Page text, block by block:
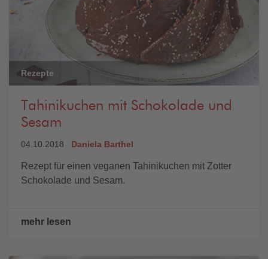
Rezepte
Tahinikuchen mit Schokolade und
Sesam
04.10.2018 Daniela Barthel
Rezept für einen veganen Tahinikuchen mit Zotter
Schokolade und Sesam.
mehr lesen